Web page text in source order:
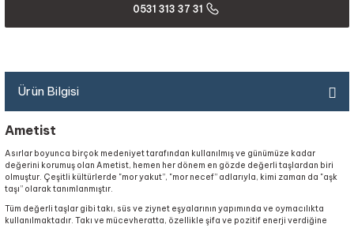
0531 313 37 31
Ürün Bilgisi
Ametist
Asırlar boyunca birçok medeniyet tarafından kullanılmış ve günümüze kadar
değerini korumuş olan Ametist, hemen her dönem en gözde değerli taşlardan biri
olmuştur. Çeşitli kültürlerde "mor yakut”, "mor necef” adlarıyla, kimi zaman da "aşk
taşı” olarak tanımlanmıştır.
Tüm değerli taşlar gibi takı, süs ve ziynet eşyalarının yapımında ve oymacılıkta
kullanılmaktadır. Takı ve mücevheratta, özellikle şifa ve pozitif enerji verdiğine